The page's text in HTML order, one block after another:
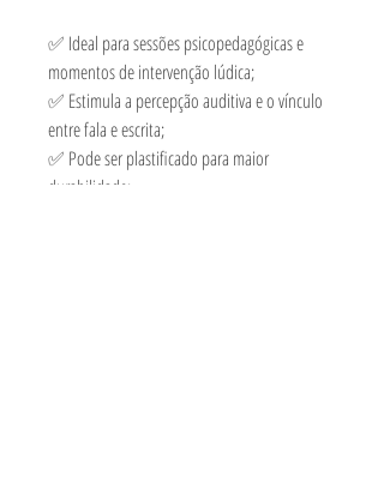
✅ Ideal para sessões psicopedagógicas e
momentos de intervenção lúdica;
✅ Estimula a percepção auditiva e o vínculo
entre fala e escrita;
✅ Pode ser plastificado para maior
durabilidade;